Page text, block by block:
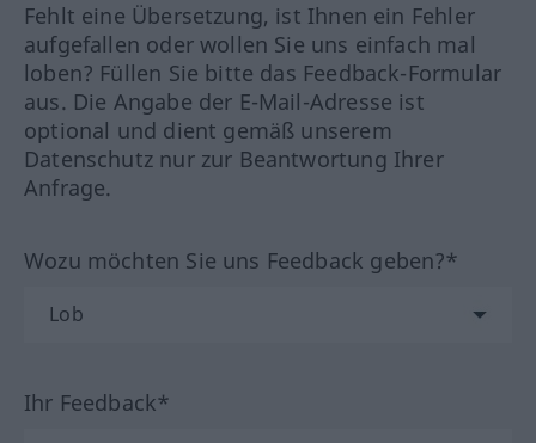
Fehlt eine Übersetzung, ist Ihnen ein Fehler
aufgefallen oder wollen Sie uns einfach mal
loben? Füllen Sie bitte das Feedback-Formular
aus. Die Angabe der E-Mail-Adresse ist
optional und dient gemäß unserem
Datenschutz nur zur Beantwortung Ihrer
Anfrage.
Wozu möchten Sie uns Feedback geben?*
Ihr Feedback*